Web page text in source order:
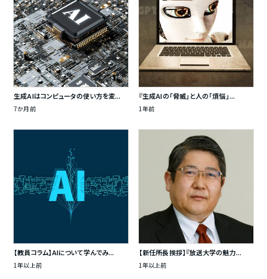
生成AIはコンピュータの使い方を変...
7か月前
『生成AIの「脅威」と人の「煩悩」...
1年前
【教員コラム】AIについて学んでみ...
1年以上前
【新任所長挨拶】『放送大学の魅力...
1年以上前